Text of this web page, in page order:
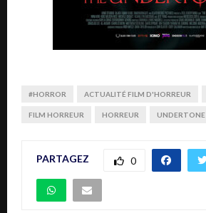
#HORROR ACTUALITÉ FILM D'HORREUR
FILM HORREUR HORREUR UNDERTONE
PARTAGEZ 0